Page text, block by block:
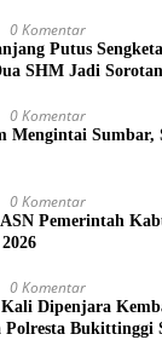
0 Komentar
Putus
SHM Jadi Sorotan
0 Komentar
Mengintai Sumbar,
0 Komentar
ASN Pemerintah
0 Komentar
Kali Dipenjara
Polresta Bukittinggi